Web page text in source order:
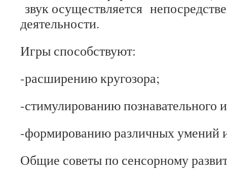
звук осуществляется
деятельности.
Игры способствуют:
-расширению кругозора;
-стимулированию познавательного
-формированию различных умений
Общие советы по сенсорному